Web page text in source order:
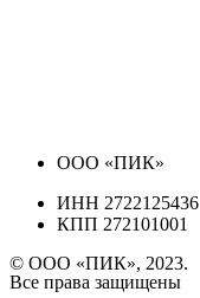
ООО «ПИК»
ИНН 2722125436
КПП 272101001
© ООО «ПИК», 2023.
Все права защищены